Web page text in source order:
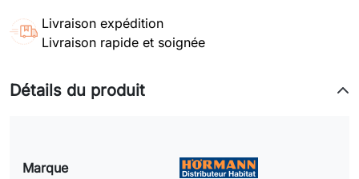
Livraison expédition
Livraison rapide et soignée
Détails du produit
Marque